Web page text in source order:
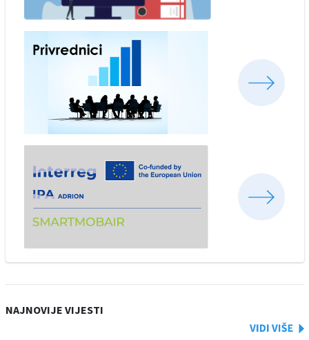
NAJNOVIJE VIJESTI